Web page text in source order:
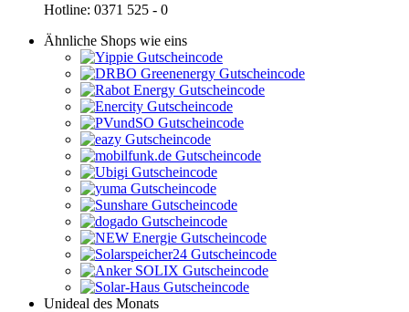
Hotline: 0371 525 - 0
Ähnliche Shops wie eins
Unideal des Monats